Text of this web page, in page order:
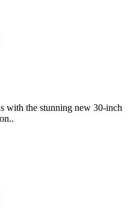
with the stunning new 30-inch